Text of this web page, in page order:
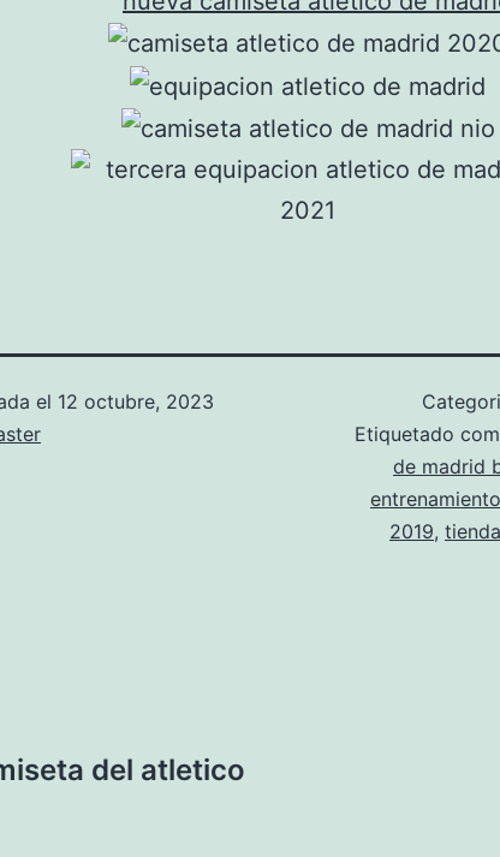
el 12 octubre, 2023
Etiquetado
de madrid
2019,
del atletico